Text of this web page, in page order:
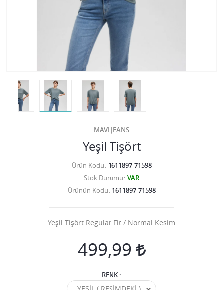
MAVİ JEANS
Yeşil Tişört
Ürün Kodu 1611897-71598
Stok Durumu VAR
Ürünün Kodu 1611897-71598
Yeşil Tişört Regular Fit / Normal Kesim
499,99
RENK :